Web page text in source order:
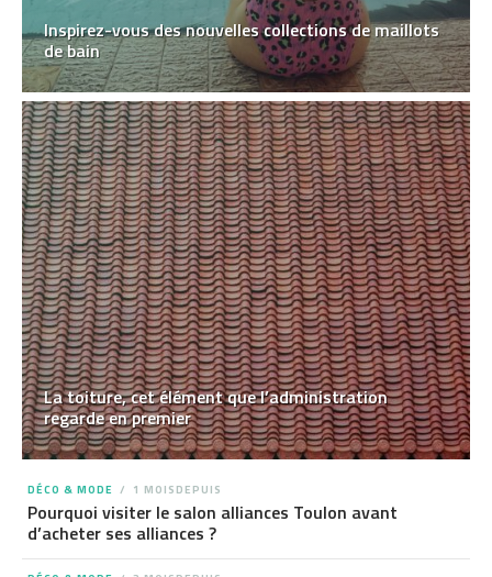
Inspirez-vous des nouvelles collections de maillots
de bain
La toiture, cet élément que l’administration
regarde en premier
DÉCO & MODE 1 MOISDEPUIS
Pourquoi visiter le salon alliances Toulon avant
d’acheter ses alliances ?